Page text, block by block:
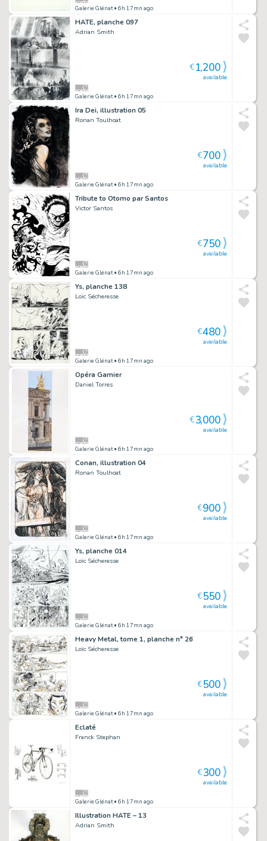
Galerie Glénat• 6h 17mn ago
HATE, planche 097
Adrian Smith
Galerie Glénat• 6h 17mn ago
available
€1,200
Ira Dei, illustration 05
Ronan Toulhoat
Galerie Glénat• 6h 17mn ago
available
€700
Tribute to Otomo par Santos
Victor Santos
Galerie Glénat• 6h 17mn ago
available
€750
Ys, planche 138
Loïc Sécheresse
Galerie Glénat• 6h 17mn ago
available
€480
Opéra Garnier
Daniel Torres
Galerie Glénat• 6h 17mn ago
available
€3,000
Conan, illustration 04
Ronan Toulhoat
Galerie Glénat• 6h 17mn ago
available
€900
Ys, planche 014
Loïc Sécheresse
Galerie Glénat• 6h 17mn ago
available
€550
Heavy Metal, tome 1, planche n° 26
Loïc Sécheresse
Galerie Glénat• 6h 17mn ago
available
€500
Eclaté
Franck Stephan
Galerie Glénat• 6h 17mn ago
available
€300
Illustration HATE – 13
Adrian Smith